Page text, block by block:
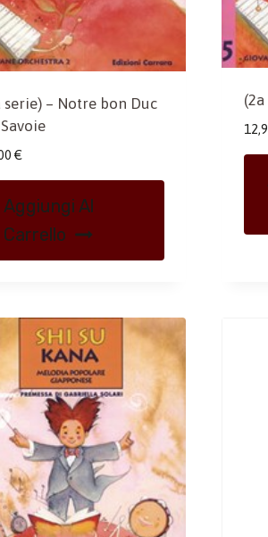
serie) – Notre bon Duc
€
Aggiungi Al
Carrello